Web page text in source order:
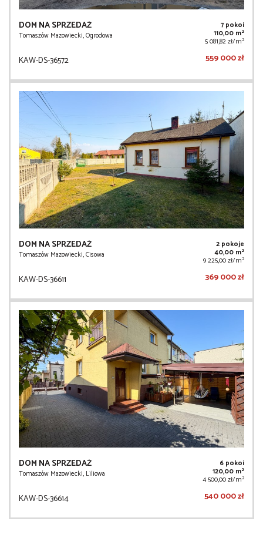
DOM NA SPRZEDAŻ
Tomaszów Mazowiecki, Ogrodowa
7 pokoi
110,00 m2
5 081,82 zł/m2
KAW-DS-36572 559 000 zł
DOM NA SPRZEDAŻ
Tomaszów Mazowiecki, Cisowa
2 pokoje
40,00 m2
9 225,00 zł/m2
KAW-DS-36611 369 000 zł
DOM NA SPRZEDAŻ
Tomaszów Mazowiecki, Liliowa
6 pokoi
120,00 m2
4 500,00 zł/m2
KAW-DS-36614 540 000 zł